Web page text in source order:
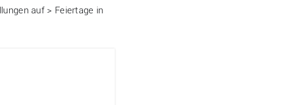
auf > Feiertage in